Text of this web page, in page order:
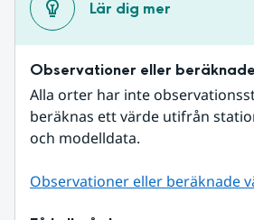
Lär dig mer
Observationer eller
Alla orter har inte
beräknas ett värde utifrån
och modelldata.
Observationer eller beräknade